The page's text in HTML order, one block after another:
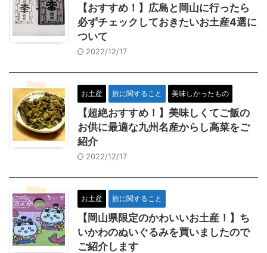
【おすすめ！】広島と岡山に行ったら
必ずチェックしておきたいお土産4選に
ついて
2022/12/17
お土産 旅に関すること 美味しかったもの
【超絶おすすめ！】美味しくてご飯の
お供に最適な九州名産からし高菜をご
紹介
2022/12/17
お土産 旅に関すること
【岡山県限定のかわいいお土産！】ち
いかわのぬいぐるみを買いましたので
ご紹介します